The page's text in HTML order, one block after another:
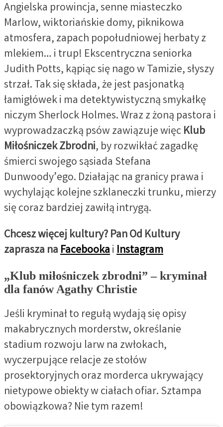
Angielska prowincja, senne miasteczko
Marlow, wiktoriańskie domy, piknikowa
atmosfera, zapach popołudniowej herbaty z
mlekiem… i trup! Ekscentryczna seniorka
Judith Potts, kąpiąc się nago w Tamizie, słyszy
strzał. Tak się składa, że jest pasjonatką
łamigłówek i ma detektywistyczną smykałkę
niczym Sherlock Holmes. Wraz z żoną pastora i
wyprowadzaczką psów zawiązuje więcKlub
Miłośniczek Zbrodni, by rozwikłać zagadkę
śmierci swojego sąsiada Stefana
Dunwoody’ego. Działając na granicy prawa i
wychylając kolejne szklaneczki trunku, mierzy
się coraz bardziej zawiłą intrygą.
Chcesz więcej kultury? Pan Od Kultury
zaprasza naFacebookaiInstagram
„Klub miłośniczek zbrodni” – kryminał
dla fanów Agathy Christie
Jeśli kryminał to regułą wydają się opisy
makabrycznych morderstw, określanie
stadium rozwoju larw na zwłokach,
wyczerpujące relacje ze stołów
prosektoryjnych oraz morderca ukrywający
nietypowe obiekty w ciałach ofiar. Sztampa
obowiązkowa? Nie tym razem!